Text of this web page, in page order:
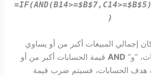
إجمالي المبيعات أكبر من أو يساوي
“و” AND قيمة الحسابات أكبر من أو
هدف الحسابات، فسيتم ضرب قيمة